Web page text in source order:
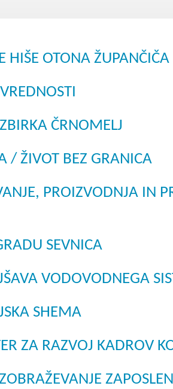
Dogodki
Ekošola
HIŠE OTONA ŽUPANČIČA
ČRNOMELJ
/ ŽIVOT BEZ GRANICA
PROIZVODNJA IN
SEVNICA
VODOVODNEGA
SHEMA
ZA RAZVOJ KADROV